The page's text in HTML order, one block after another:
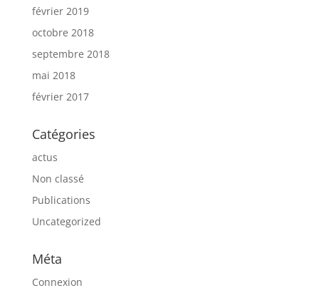
février 2019
octobre 2018
septembre 2018
mai 2018
février 2017
Catégories
actus
Non classé
Publications
Uncategorized
Méta
Connexion